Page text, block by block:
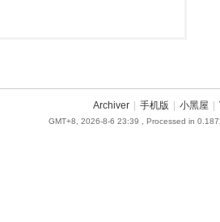
Archiver 手机版 小黑屋
GMT+8, 2026-8-6 23:39 , Processed in